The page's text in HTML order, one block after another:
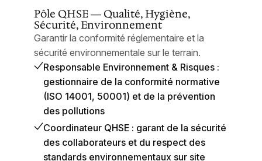
Pôle QHSE — Qualité, Hygiène,
Sécurité, Environnement
Garantir la conformité réglementaire et la
sécurité environnementale sur le terrain.
Responsable Environnement & Risques :
gestionnaire de la conformité normative
(ISO 14001, 50001) et de la prévention
des pollutions
Coordinateur QHSE : garant de la sécurité
des collaborateurs et du respect des
standards environnementaux sur site